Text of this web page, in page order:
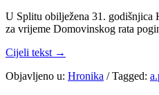
U Splitu obilježena 31. godišnjica
za vrijeme Domovinskog rata
Cijeli tekst →
Objavljeno u: Hronika /Tagged: